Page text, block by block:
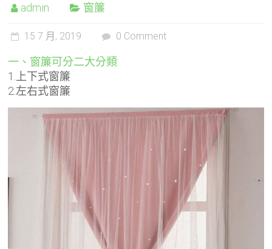
admin 窗簾
15 7 月, 2019 0 Comment
一、窗簾可分二大分類:
1.上下式窗簾
2.左右式窗簾